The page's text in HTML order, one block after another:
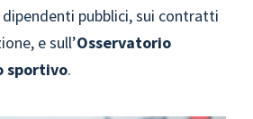
pubblici, sui contratti
e sull’Osservatorio
sportivo.